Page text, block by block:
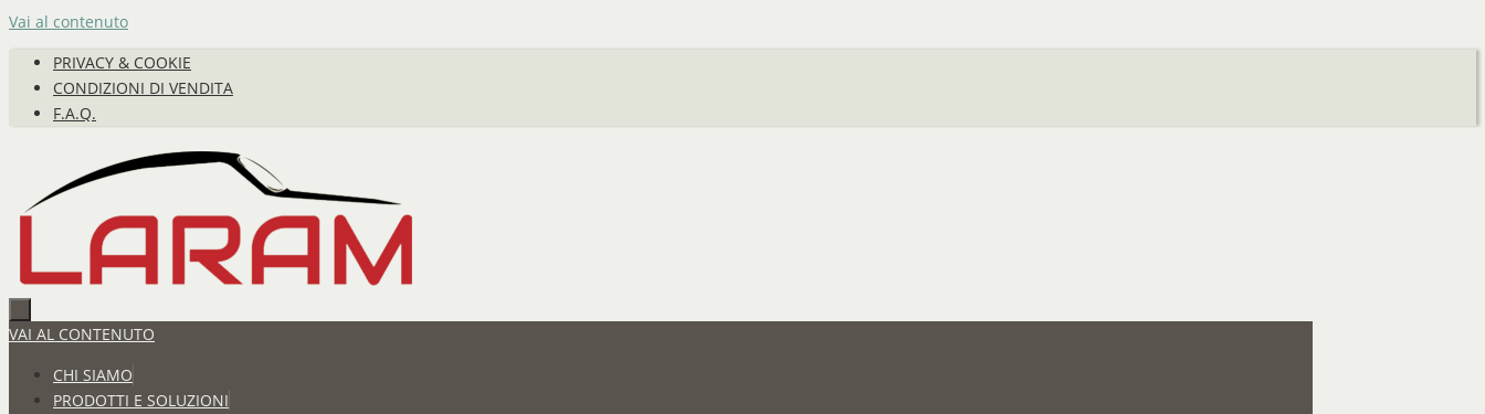
Vai al contenuto
PRIVACY & COOKIE
CONDIZIONI DI VENDITA
F.A.Q.
VAI AL CONTENUTO
CHI SIAMO
PRODOTTI E SOLUZIONI